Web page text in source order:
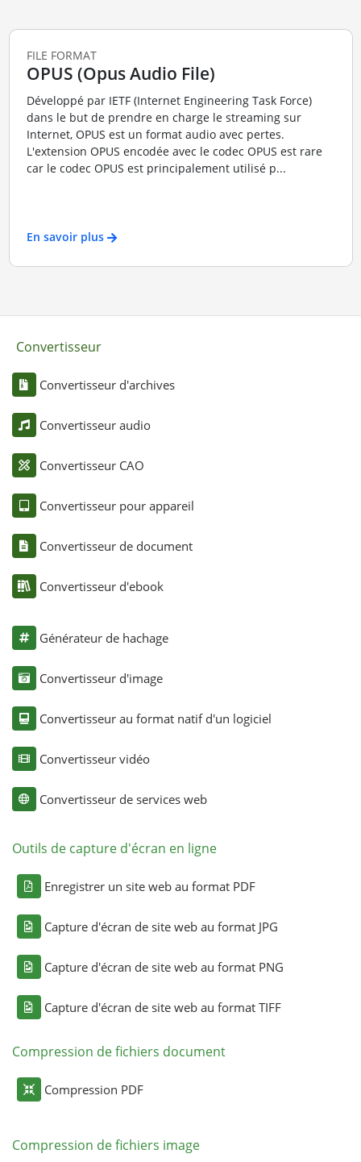
FILE FORMAT
OPUS (Opus Audio File)
Développé par IETF (Internet Engineering Task Force)
dans le but de prendre en charge le streaming sur
Internet, OPUS est un format audio avec pertes.
L'extension OPUS encodée avec le codec OPUS est rare
car le codec OPUS est principalement utilisé p...
En savoir plus
Convertisseur
Convertisseur d'archives
Convertisseur audio
Convertisseur CAO
Convertisseur pour appareil
Convertisseur de document
Convertisseur d'ebook
Générateur de hachage
Convertisseur d'image
Convertisseur au format natif d'un logiciel
Convertisseur vidéo
Convertisseur de services web
Outils de capture d'écran en ligne
Enregistrer un site web au format PDF
Capture d'écran de site web au format JPG
Capture d'écran de site web au format PNG
Capture d'écran de site web au format TIFF
Compression de fichiers document
Compression PDF
Compression de fichiers image